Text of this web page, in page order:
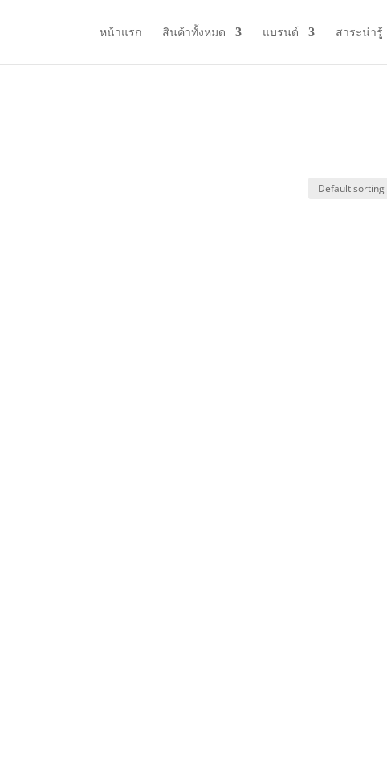
หน้าแรก สินค้าทั้งหมด แบรนด์ สาระน่ารู้